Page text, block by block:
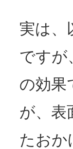
実は、
ですが
の効果
が、表
たおか